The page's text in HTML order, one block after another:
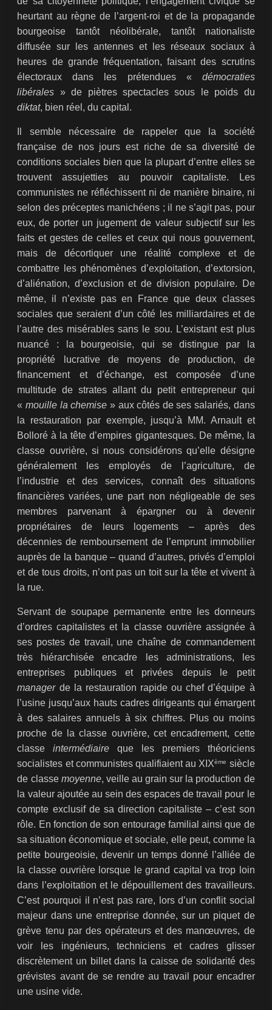
heurtant au règne de l’argent-roi et de la propagande
bourgeoise tantôt néolibérale, tantôt nationaliste
diffusée sur les antennes et les réseaux sociaux à
heures de grande fréquentation, faisant des scrutins
électoraux dans les prétendues « démocraties
libérales » de piètres spectacles sous le poids du
diktat, bien réel, du capital.
Il semble nécessaire de rappeler que la société
française de nos jours est riche de sa diversité de
conditions sociales bien que la plupart d’entre elles se
trouvent assujetties au pouvoir capitaliste. Les
communistes ne réfléchissent ni de manière binaire, ni
selon des préceptes manichéens ; il ne s’agit pas, pour
eux, de porter un jugement de valeur subjectif sur les
faits et gestes de celles et ceux qui nous gouvernent,
mais de décortiquer une réalité complexe et de
combattre les phénomènes d’exploitation, d’extorsion,
d’aliénation, d’exclusion et de division populaire. De
même, il n’existe pas en France que deux classes
sociales que seraient d’un côté les milliardaires et de
l’autre des misérables sans le sou. L’existant est plus
nuancé : la bourgeoisie, qui se distingue par la
propriété lucrative de moyens de production, de
financement et d’échange, est composée d’une
multitude de strates allant du petit entrepreneur qui
«mouille la chemise » aux côtés de ses salariés, dans
la restauration par exemple, jusqu’à MM. Arnault et
Bolloré à la tête d’empires gigantesques. De même, la
classe ouvrière, si nous considérons qu’elle désigne
généralement les employés de l’agriculture, de
l’industrie et des services, connaît des situations
financières variées, une part non négligeable de ses
membres parvenant à épargner ou à devenir
propriétaires de leurs logements – après des
décennies de remboursement de l’emprunt immobilier
auprès de la banque – quand d’autres, privés d’emploi
et de tous droits, n’ont pas un toit sur la tête et vivent à
la rue.
Servant de soupape permanente entre les donneurs
d’ordres capitalistes et la classe ouvrière assignée à
ses postes de travail, une chaîne de commandement
très hiérarchisée encadre les administrations, les
entreprises publiques et privées depuis le petit
managerde la restauration rapide ou chef d’équipe à
l’usine jusqu’aux hauts cadres dirigeants qui émargent
à des salaires annuels à six chiffres. Plus ou moins
proche de la classe ouvrière, cet encadrement, cette
classeintermédiaire que les premiers théoriciens
socialistes et communistes qualifiaient au XIXème siècle
de classe moyenne, veille au grain sur la production de
la valeur ajoutée au sein des espaces de travail pour le
compte exclusif de sa direction capitaliste – c’est son
rôle. En fonction de son entourage familial ainsi que de
sa situation économique et sociale, elle peut, comme la
petite bourgeoisie, devenir un temps donné l’alliée de
la classe ouvrière lorsque le grand capital va trop loin
dans l’exploitation et le dépouillement des travailleurs.
C’est pourquoi il n’est pas rare, lors d’un conflit social
majeur dans une entreprise donnée, sur un piquet de
grève tenu par des opérateurs et des manœuvres, de
voir les ingénieurs, techniciens et cadres glisser
discrètement un billet dans la caisse de solidarité des
grévistes avant de se rendre au travail pour encadrer
une usine vide.